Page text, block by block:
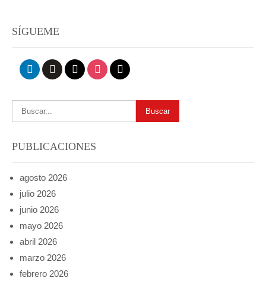
SÍGUEME
linkedingithub x instagram
mail
PUBLICACIONES
agosto 2026
julio 2026
junio 2026
mayo 2026
abril 2026
marzo 2026
febrero 2026